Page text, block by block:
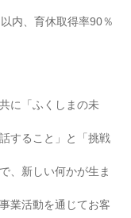
内、育休取得率90％
に「ふくしまの未
すること」と「挑戦
、新しい何かが生ま
業活動を通じてお客